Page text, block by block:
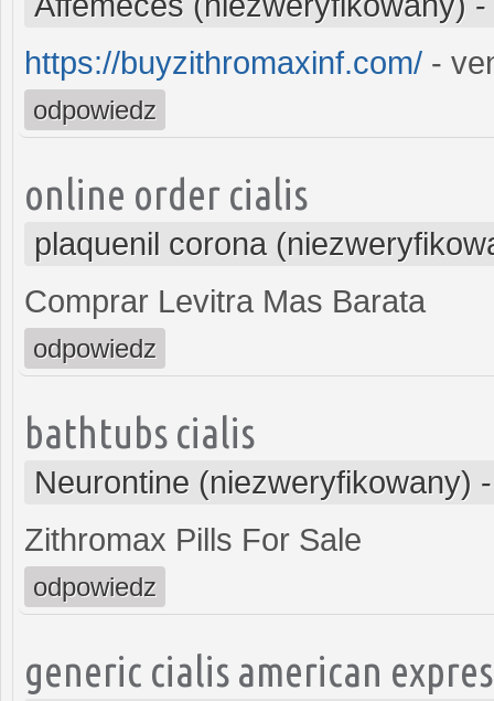
https://buyzithromaxinf.com/ -
odpowiedz
online order cialis
plaquenil corona
Comprar Levitra Mas Barata
odpowiedz
bathtubs cialis
Neurontine (niezweryfikowany)
Zithromax Pills For Sale
odpowiedz
generic cialis american